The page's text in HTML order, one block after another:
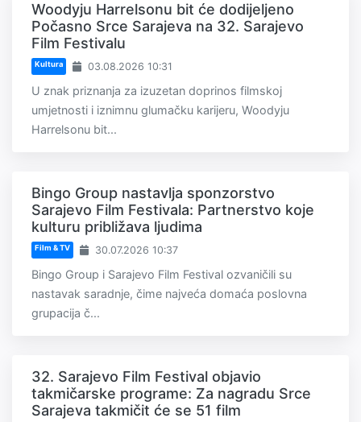
Woodyju Harrelsonu bit će dodijeljeno
Počasno Srce Sarajeva na 32. Sarajevo
Film Festivalu
Kultura 03.08.2026 10:31
U znak priznanja za izuzetan doprinos filmskoj
umjetnosti i iznimnu glumačku karijeru, Woodyju
Harrelsonu bit...
Bingo Group nastavlja sponzorstvo
Sarajevo Film Festivala: Partnerstvo koje
kulturu približava ljudima
Film & TV 30.07.2026 10:37
Bingo Group i Sarajevo Film Festival ozvaničili su
nastavak saradnje, čime najveća domaća poslovna
grupacija č...
32. Sarajevo Film Festival objavio
takmičarske programe: Za nagradu Srce
Sarajeva takmičit će se 51 film